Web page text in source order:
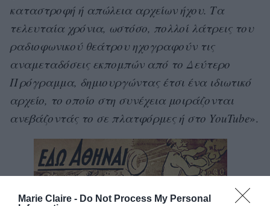
Marie Claire - Do Not Process My Personal
καταστροφή ή απώλεια αρχείων ήχου. Τα
τελευταία χρόνια, ωστόσο, πολλοί λάτρεις του
ραδιοφωνικού θεάτρου ηχογραφούν τις
αναμεταδόσεις εκπομπών από το Δεύτερο
Πρόγραμμα, δημιουργώντας έτσι ένα ιδιωτικό
αρχείο, το οποίο στη συνέχεια μοιράζονται
ανεβάζοντάς το σε πλατφόρμες ή στο YouTube».